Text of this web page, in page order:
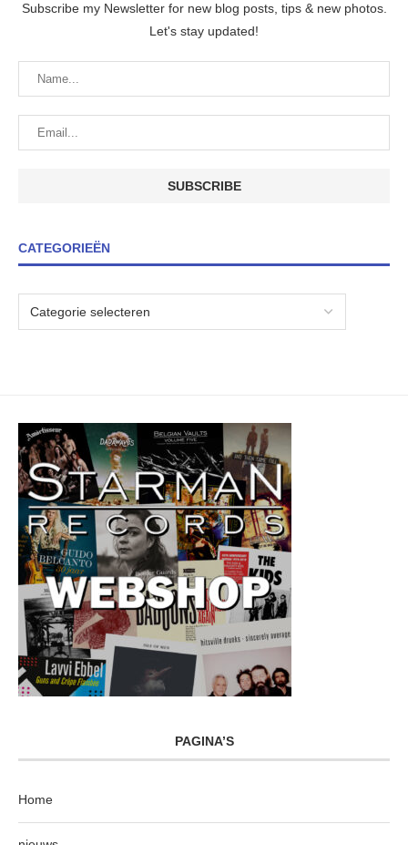
Subscribe my Newsletter for new blog posts, tips & new photos.
Let's stay updated!
CATEGORIEËN
PAGINA’S
Home